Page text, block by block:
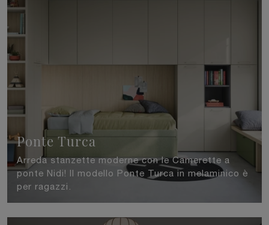
Ponte Turca
Arreda stanzette moderne con le Camerette a
ponte Nidi! Il modello Ponte Turca in melaminico è
per ragazzi.